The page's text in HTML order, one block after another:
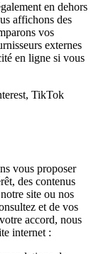
en dehors
affichons des
vos
externes
en ligne si vous
TikTok
vous proposer
des contenus
site ou nos
et de vos
accord, nous
internet :